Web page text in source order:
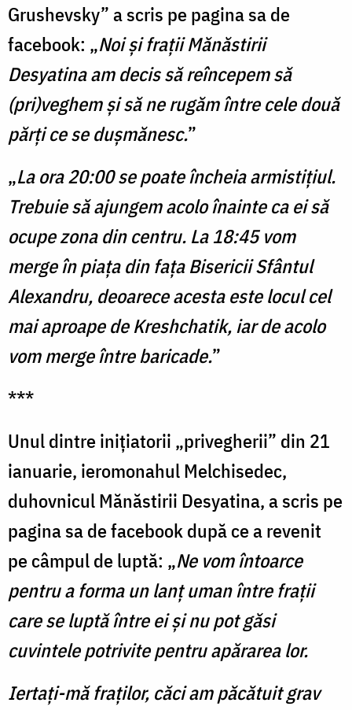
Grushevsky” a scris pe pagina sa de
facebook: „Noi și frații Mănăstirii
Desyatina am decis să reîncepem să
(pri)veghem și să ne rugăm între cele două
părți ce se dușmănesc.”
„La ora 20:00 se poate încheia armistițiul.
Trebuie să ajungem acolo înainte ca ei să
ocupe zona din centru. La 18:45 vom
merge în piața din fața Bisericii Sfântul
Alexandru, deoarece acesta este locul cel
mai aproape de Kreshchatik, iar de acolo
vom merge între baricade.”
***
Unul dintre inițiatorii „privegherii” din 21
ianuarie, ieromonahul Melchisedec,
duhovnicul Mănăstirii Desyatina, a scris pe
pagina sa de facebook după ce a revenit
pe câmpul de luptă: „Ne vom întoarce
pentru a forma un lanț uman între frații
care se luptă între ei și nu pot găsi
cuvintele potrivite pentru apărarea lor.
Iertați-mă fraților, căci am păcătuit grav